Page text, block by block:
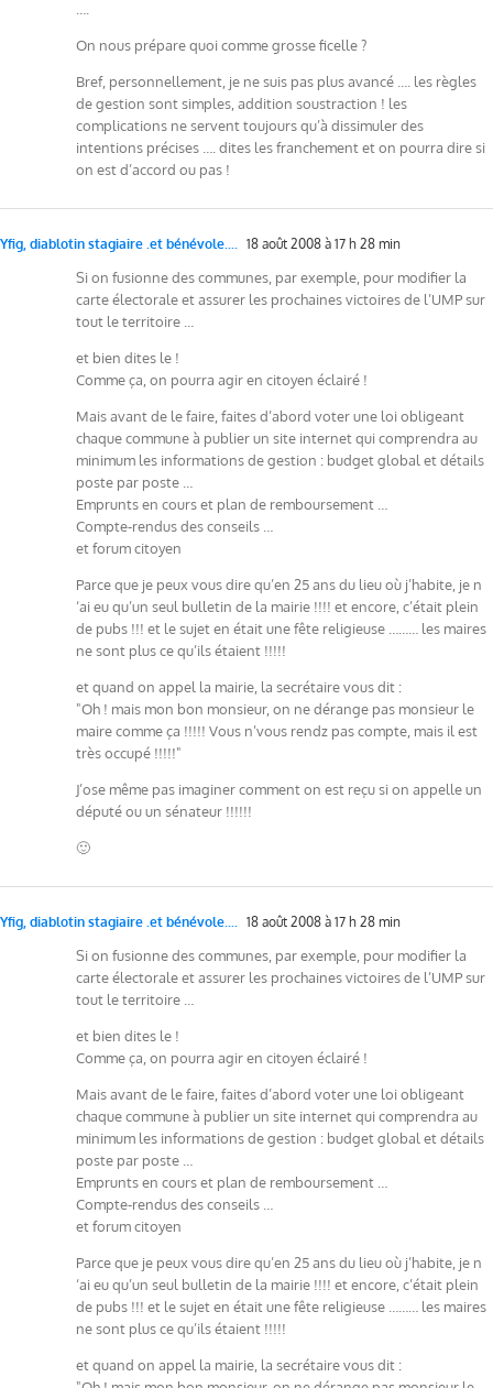
On nous prépare quoi comme grosse ficelle ?
Bref, personnellement, je ne suis pas plus avancé …. les règles
de gestion sont simples, addition soustraction ! les
complications ne servent toujours qu’à dissimuler des
intentions précises …. dites les franchement et on pourra dire si
on est d’accord ou pas !
Yfig, diablotin stagiaire .et bénévole.... 18 août 2008 à 17 h 28 min
Si on fusionne des communes, par exemple, pour modifier la
carte électorale et assurer les prochaines victoires de l’UMP sur
tout le territoire …
et bien dites le !
Comme ça, on pourra agir en citoyen éclairé !
Mais avant de le faire, faites d’abord voter une loi obligeant
chaque commune à publier un site internet qui comprendra au
minimum les informations de gestion : budget global et détails
poste par poste …
Emprunts en cours et plan de remboursement …
Compte-rendus des conseils …
et forum citoyen
Parce que je peux vous dire qu’en 25 ans du lieu où j’habite, je n
‘ai eu qu’un seul bulletin de la mairie !!!! et encore, c’était plein
de pubs !!! et le sujet en était une fête religieuse ……… les maires
ne sont plus ce qu’ils étaient !!!!!
et quand on appel la mairie, la secrétaire vous dit :
"Oh ! mais mon bon monsieur, on ne dérange pas monsieur le
maire comme ça !!!!! Vous n’vous rendz pas compte, mais il est
très occupé !!!!!"
J’ose même pas imaginer comment on est reçu si on appelle un
député ou un sénateur !!!!!!
🙂
Yfig, diablotin stagiaire .et bénévole.... 18 août 2008 à 17 h 28 min
Si on fusionne des communes, par exemple, pour modifier la
carte électorale et assurer les prochaines victoires de l’UMP sur
tout le territoire …
et bien dites le !
Comme ça, on pourra agir en citoyen éclairé !
Mais avant de le faire, faites d’abord voter une loi obligeant
chaque commune à publier un site internet qui comprendra au
minimum les informations de gestion : budget global et détails
poste par poste …
Emprunts en cours et plan de remboursement …
Compte-rendus des conseils …
et forum citoyen
Parce que je peux vous dire qu’en 25 ans du lieu où j’habite, je n
‘ai eu qu’un seul bulletin de la mairie !!!! et encore, c’était plein
de pubs !!! et le sujet en était une fête religieuse ……… les maires
ne sont plus ce qu’ils étaient !!!!!
et quand on appel la mairie, la secrétaire vous dit :